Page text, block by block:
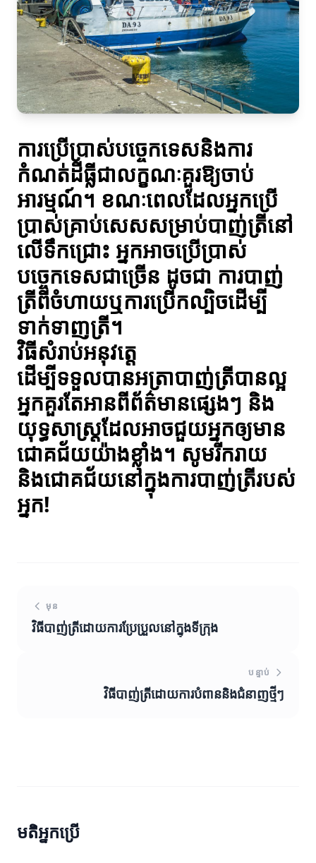
ការប្រើប្រាស់បច្ចេកទេសនិងការ
កំណត់ដីធ្លីជាលក្ខណៈគួរឱ្យចាប់
អារម្មណ៍។ ខណៈពេលដែលអ្នកប្រើ
ប្រាស់គ្រាប់សេសសម្រាប់បាញ់ត្រីនៅ
លើទឹកជ្រោះ អ្នកអាចប្រើប្រាស់
បច្ចេកទេសជាច្រើន ដូចជា ការបាញ់
ត្រីពីចំហាយឬការប្រើកល្បិចដើម្បី
ទាក់ទាញត្រី។
វិធីសំរាប់អនុវត្តេ
ដើម្បីទទួលបានអត្រាបាញ់ត្រីបានល្អ
អ្នកគួរតែអានពីព័ត៌មានផ្សេងៗ និង
យុទ្ធសាស្ត្រដែលអាចជួយអ្នកឲ្យមាន
ជោគជ័យយ៉ាងខ្លាំង។ សូមរីករាយ
និងជោគជ័យនៅក្នុងការបាញ់ត្រីរបស់
អ្នក!
មុន
វិធីបាញ់ត្រីដោយការប្រែប្រួលនៅក្នុងទីក្រុង
បន្ទាប់
វិធីបាញ់ត្រីដោយការបំពាននិងជំនាញថ្មីៗ
មតិអ្នកប្រើ